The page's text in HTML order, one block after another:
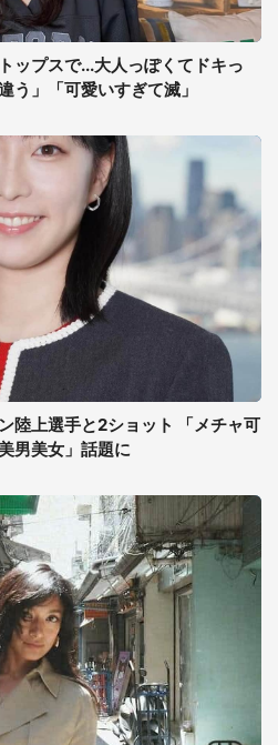
ップスで...大人っぽくてドキっ
う」「可愛いすぎて滅」
陸上選手と2ショット 「メチャ可
男美女」話題に